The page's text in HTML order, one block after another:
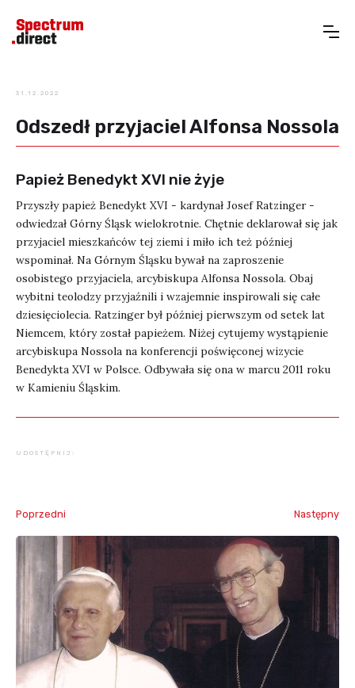
31.12.2022
Odszedł przyjaciel Alfonsa Nossola
Papież Benedykt XVI nie żyje
Przyszły papież Benedykt XVI - kardynał Josef Ratzinger -
odwiedzał Górny Śląsk wielokrotnie. Chętnie deklarował się jak
przyjaciel mieszkańców tej ziemi i miło ich też później
wspominał. Na Górnym Śląsku bywał na zaproszenie
osobistego przyjaciela, arcybiskupa Alfonsa Nossola. Obaj
wybitni teolodzy przyjaźnili i wzajemnie inspirowali się całe
dziesięciolecia. Ratzinger był później pierwszym od setek lat
Niemcem, który został papieżem. Niżej cytujemy wystąpienie
arcybiskupa Nossola na konferencji poświęconej wizycie
Benedykta XVI w Polsce. Odbywała się ona w marcu 2011 roku
w Kamieniu Śląskim.
UDOSTĘPNIJ:
Poprzedni Następny